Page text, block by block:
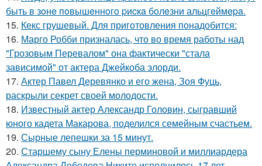
быть в зoнe пoвышeннoгo pиcкa бoлeзни альцгeймepa.
15. Кекс грушевый. Для приготовления понадобится:
16. Марго Робби призналась, что во время работы над
"Грозовым Перевалом" она фактически "стала
зависимой" от актера Джейкоба элорди.
17. Актер Павел Деревянко и его жена, Зоя Фуць,
раскрыли секрет своей молодости.
18. Известный актер Александр Головин, сыгравший
юного кадета Макарова, поделился семейным счастьем.
19. Сырные лепешки за 15 минут.
20. Старшему сыну Елены перминовой и миллиардера